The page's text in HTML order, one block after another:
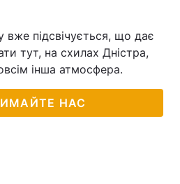
вже підсвічується, що дає
тут, на схилах Дністра,
інша атмосфера.
НАС